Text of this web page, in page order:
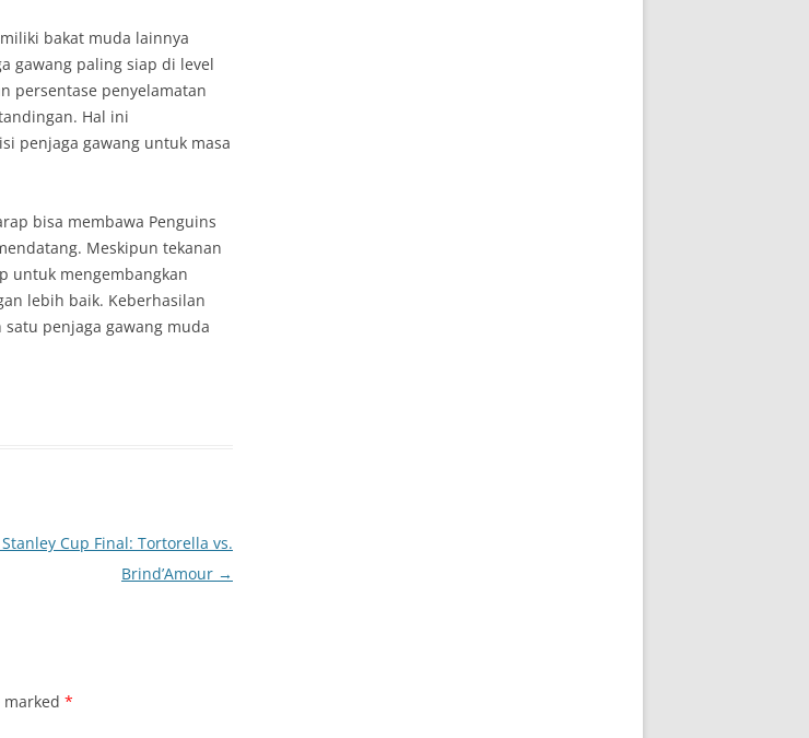
bakat muda lainnya
gawang paling siap di level
persentase penyelamatan
Hal ini
penjaga gawang untuk masa
bisa membawa Penguins
Meskipun tekanan
untuk mengembangkan
lebih baik. Keberhasilan
penjaga gawang muda
Cup Final: Tortorella vs.
Brind’Amour →
*